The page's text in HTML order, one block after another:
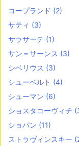
コープランド (2)
サティ (3)
サラサーテ (1)
サン＝サーンス (3)
シベリウス (3)
シューベルト (4)
シューマン (6)
ショスタコーヴィチ
ショパン (11)
ストラヴィンスキー